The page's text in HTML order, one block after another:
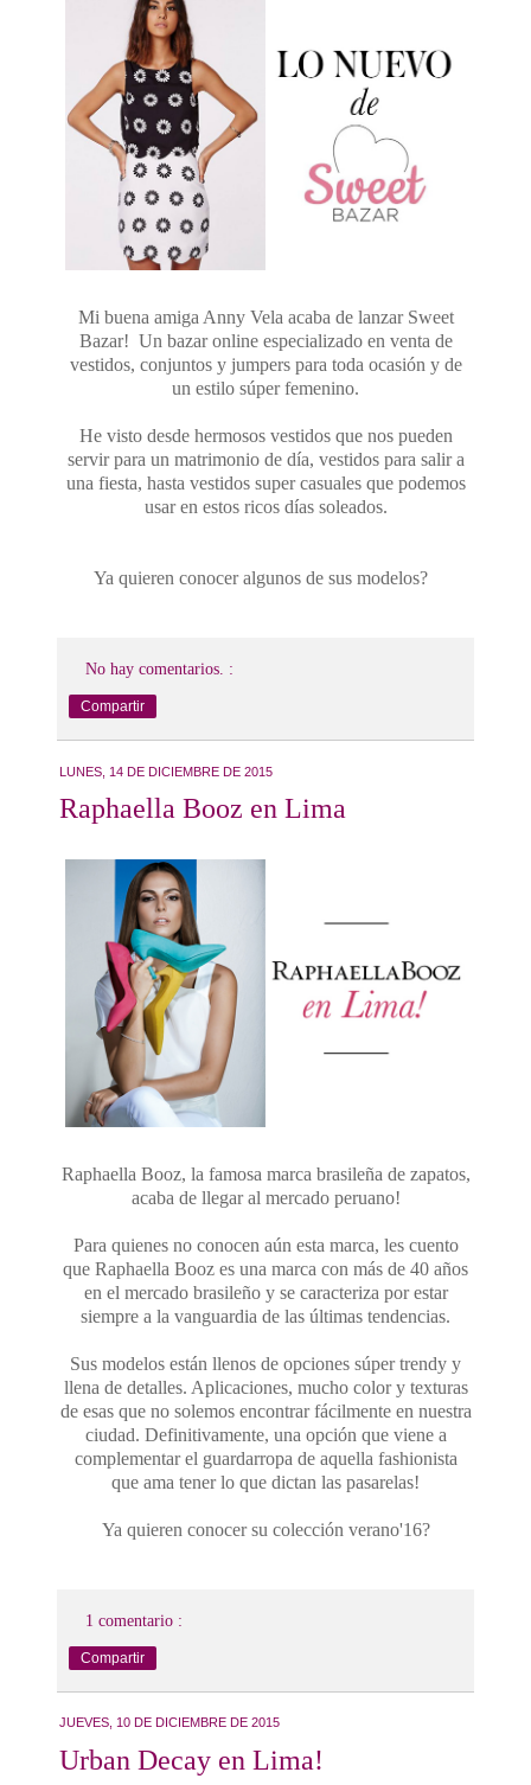
Mi buena amiga Anny Vela acaba de lanzar Sweet
Bazar! Un bazar online especializado en venta de
vestidos, conjuntos y jumpers para toda ocasión y de
un estilo súper femenino.
He visto desde hermosos vestidos que nos pueden
servir para un matrimonio de día, vestidos para salir a
una fiesta, hasta vestidos super casuales que podemos
usar en estos ricos días soleados.
Ya quieren conocer algunos de sus modelos?
No hay comentarios. :
Compartir
LUNES, 14 DE DICIEMBRE DE 2015
Raphaella Booz en Lima
Raphaella Booz, la famosa marca brasileña de zapatos,
acaba de llegar al mercado peruano!
Para quienes no conocen aún esta marca, les cuento
que Raphaella Booz es una marca con más de 40 años
en el mercado brasileño y se caracteriza por estar
siempre a la vanguardia de las últimas tendencias.
Sus modelos están llenos de opciones súper trendy y
llena de detalles. Aplicaciones, mucho color y texturas
de esas que no solemos encontrar fácilmente en nuestra
ciudad. Definitivamente, una opción que viene a
complementar el guardarropa de aquella fashionista
que ama tener lo que dictan las pasarelas!
Ya quieren conocer su colección verano'16?
1 comentario :
Compartir
JUEVES, 10 DE DICIEMBRE DE 2015
Urban Decay en Lima!